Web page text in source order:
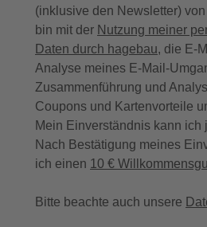
(inklusive den Newsletter)
bin mit der Nutzung meiner
Daten durch hagebau, die E-
Analyse meines E-Mail-
Zusammenführung und
Coupons und Kartenvorteile
Mein Einverständnis kann ich
Nach Bestätigung meines
ich einen 10 €
Bitte beachte auch unsere